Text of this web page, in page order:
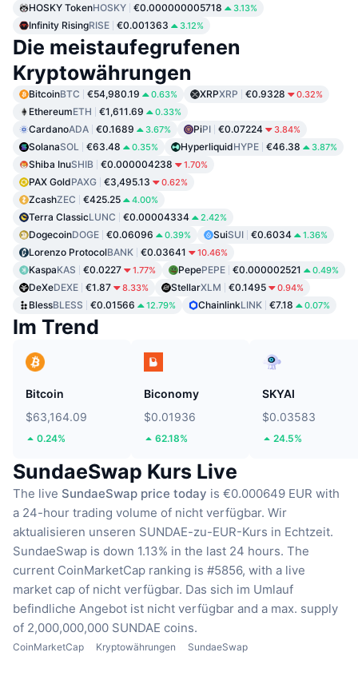
HOSKY TokenHOSKY €0.000000005718 3.13%
Infinity RisingRISE €0.001363 3.12%
Die meistaufegrufenen
Kryptowährungen
BitcoinBTC €54,980.19 0.63% XRPXRP €0.9328 0.32%
EthereumETH €1,611.69 0.33%
CardanoADA €0.1689 3.67% PiPI €0.07224 3.84%
SolanaSOL €63.48 0.35% HyperliquidHYPE €46.38 3.87%
Shiba InuSHIB €0.000004238 1.70%
PAX GoldPAXG €3,495.13 0.62%
ZcashZEC €425.25 4.00%
Terra ClassicLUNC €0.00004334 2.42%
DogecoinDOGE €0.06096 0.39% SuiSUI €0.6034 1.36%
Lorenzo ProtocolBANK €0.03641 10.46%
KaspaKAS €0.0227 1.77% PepePEPE €0.000002521 0.49%
DeXeDEXE €1.87 8.33% StellarXLM €0.1495 0.94%
BlessBLESS €0.01566 12.79% ChainlinkLINK €7.18 0.07%
Im Trend
Bitcoin
$63,164.09
0.24%
Biconomy
$0.01936
62.18%
SKYAI
$0.03583
24.5%
SundaeSwap Kurs Live
The live SundaeSwap price today is €0.000649 EUR with
a 24-hour trading volume of nicht verfügbar. Wir
aktualisieren unseren SUNDAE-zu-EUR-Kurs in Echtzeit.
SundaeSwap is down 1.13% in the last 24 hours. The
current CoinMarketCap ranking is #5856, with a live
market cap of nicht verfügbar. Das sich im Umlauf
befindliche Angebot ist nicht verfügbar and a max. supply
of 2,000,000,000 SUNDAE coins.
CoinMarketCap Kryptowährungen SundaeSwap